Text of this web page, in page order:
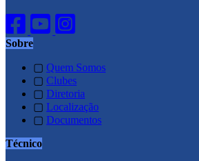
Sobre
▢ Quem Somos
▢ Clubes
▢ Diretoria
▢ Localização
▢ Documentos
Técnico